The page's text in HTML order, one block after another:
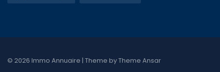
© 2026 Immo Annuaire | Theme byTheme Ansar